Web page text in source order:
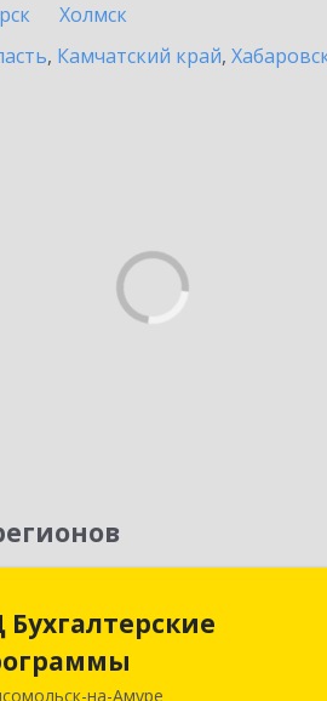
Холмск
, Камчатский край,
Бухгалтерские
на-Амуре
программы